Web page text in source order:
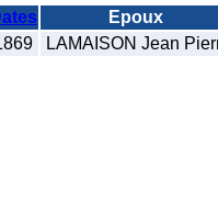
Epoux
LAMAISON Jean